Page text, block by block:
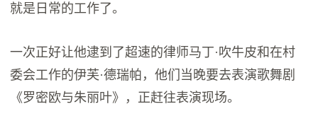
就是日常的工作了。
一次正好让他逮到了超速的律师马丁·吹牛皮和在村
委会工作的伊芙·德瑞帕，他们当晚要去表演歌舞剧
《罗密欧与朱丽叶》，正赶往表演现场。